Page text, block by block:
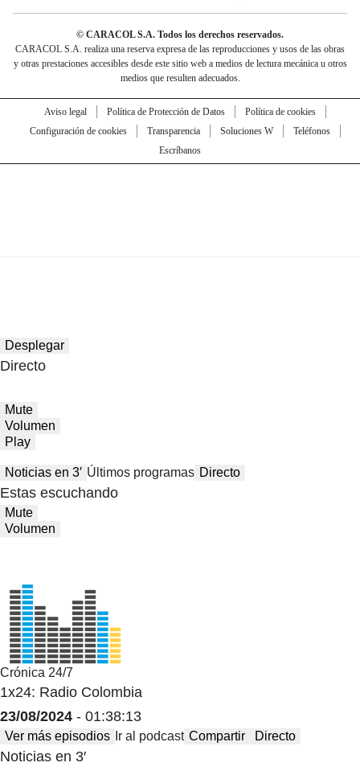
© CARACOL S.A. Todos los derechos reservados.
CARACOL S.A. realiza una reserva expresa de las reproducciones y usos de las obras
y otras prestaciones accesibles desde este sitio web a medios de lectura mecánica u otros
medios que resulten adecuados.
Aviso legal Política de Protección de Datos
Política de cookies
Configuración de cookies
Transparencia Soluciones W
Teléfonos
Escríbanos
Desplegar
Directo
Mute
Volumen
Play
Noticias en 3′ Últimos programas Directo
Estas escuchando
Mute
Volumen
Crónica 24/7
1x24: Radio Colombia
23/08/2024 - 01:38:13
Ver más episodios Ir al podcast Compartir Directo
Noticias en 3′